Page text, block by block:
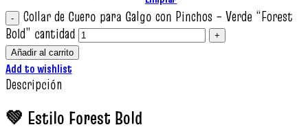
Collar de Cuero para Galgo con Pinchos – Verde “Forest
Bold” cantidad
Añadir al carrito
Add to wishlist
Descripción
💚 Estilo Forest Bold